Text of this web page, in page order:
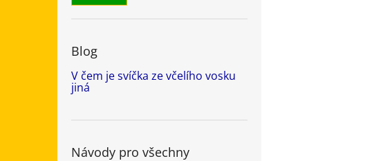
Blog
V čem je svíčka ze včelího vosku
jiná
Návody pro všechny